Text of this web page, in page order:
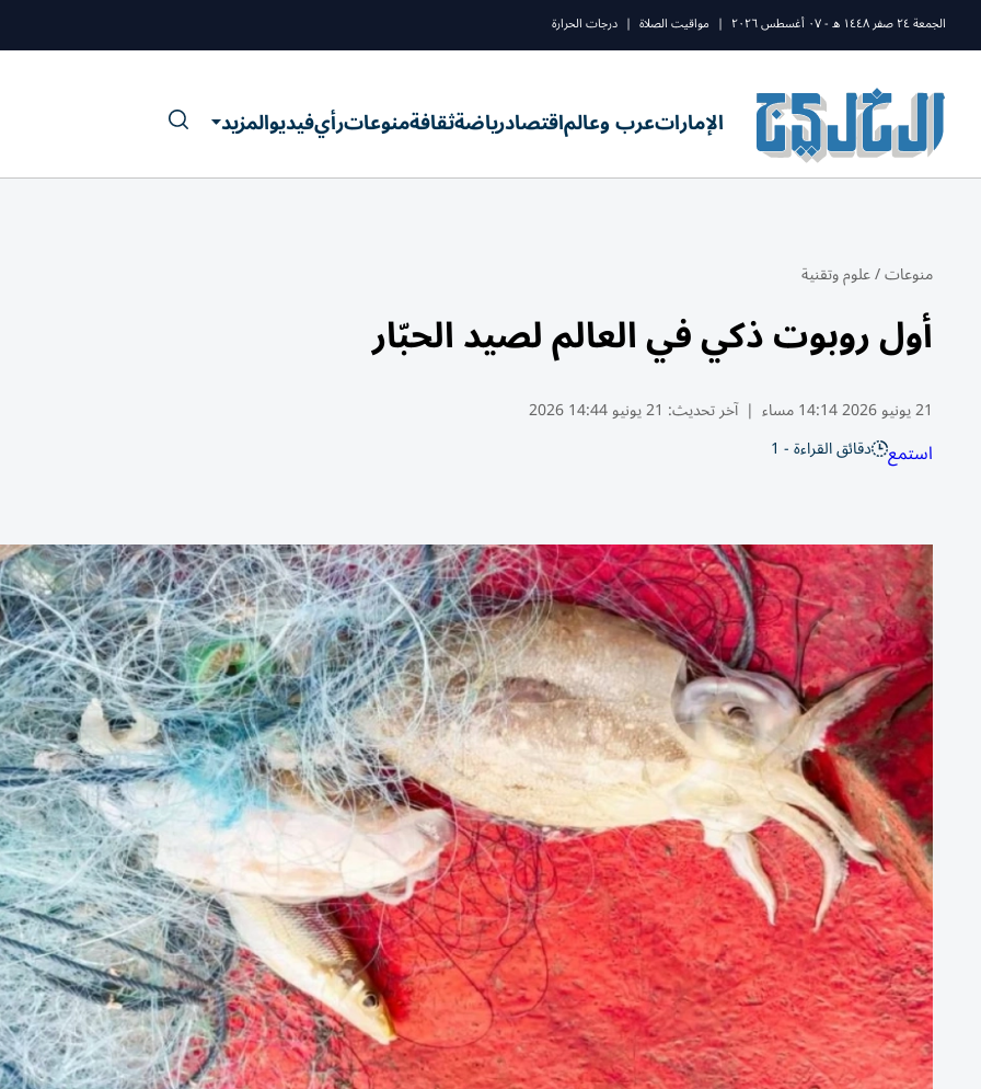
الجمعة ٢٤ صفر ١٤٤٨ ه - ٠٧ أغسطس ٢٠٢٦ | مواقيت الصلاة | درجات الحرارة
الإماراتعرب وعالماقتصادرياضةثقافةمنوعاترأيفيديوالمزيد
منوعات/علوم وتقنية
أول روبوت ذكي في العالم لصيد الحبّار
21 يونيو 2026 14:14 مساء | آخر تحديث: 21 يونيو 14:44 2026
استمع دقائق القراءة - 1